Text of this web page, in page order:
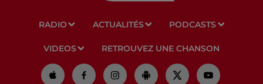
RADIO ACTUALITÉS PODCASTS
VIDEOS RETROUVEZ UNE CHANSON